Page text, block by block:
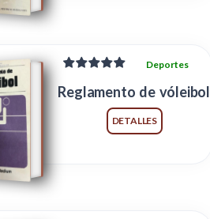
Deportes
Reglamento de vóleibol
DETALLES